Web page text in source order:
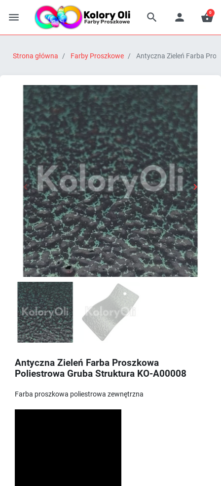
   
0
Strona główna Farby Proszkowe Antyczna Zieleń Farba
Poprzedni
 
Antyczna Zieleń Farba Proszkowa
Poliestrowa Gruba Struktura KO-A00008
Farba proszkowa poliestrowa zewnętrzna